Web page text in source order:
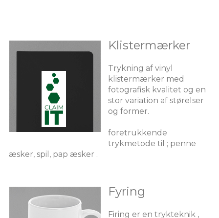
Klistermærker
Trykning af vinyl
klistermærker med
fotografisk kvalitet og en
stor variation af størelser
og former.
foretrukkende
trykmetode til ; penne
æsker, spil, pap æsker .
Fyring
Firing er en trykteknik ,